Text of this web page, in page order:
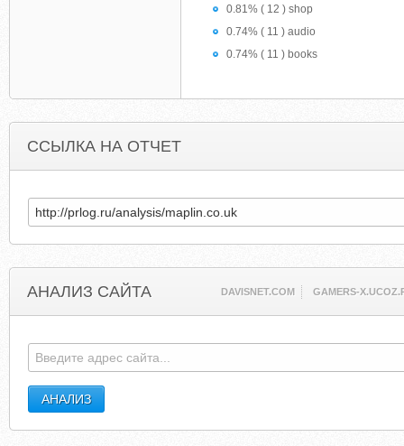
0.81% ( 12 ) shop
0.74% ( 11 ) audio
0.74% ( 11 ) books
ССЫЛКА НА ОТЧЕТ
АНАЛИЗ САЙТА DAVISNET.COM GAMERS-